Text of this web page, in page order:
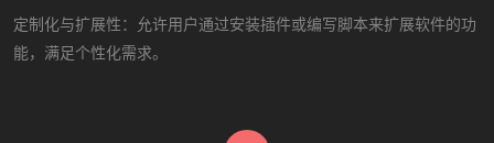
定制化与扩展性：允许用户通过安装插件或编写脚本来扩展软件的功
能，满足个性化需求。